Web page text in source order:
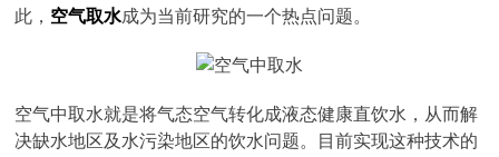
此， 空气取水成为当前研究的一个热点问题。
空气中取水就是将气态空气转化成液态健康直饮水，从而解
决缺水地区及水污染地区的饮水问题。目前实现这种技术的